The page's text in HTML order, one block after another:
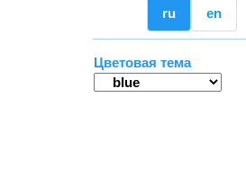
ru en
Цветовая тема